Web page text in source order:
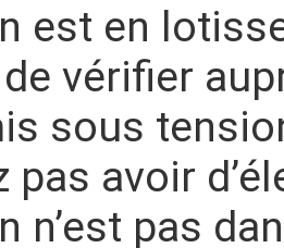
est en
vérifier
sous
pas avoir
n’est pas